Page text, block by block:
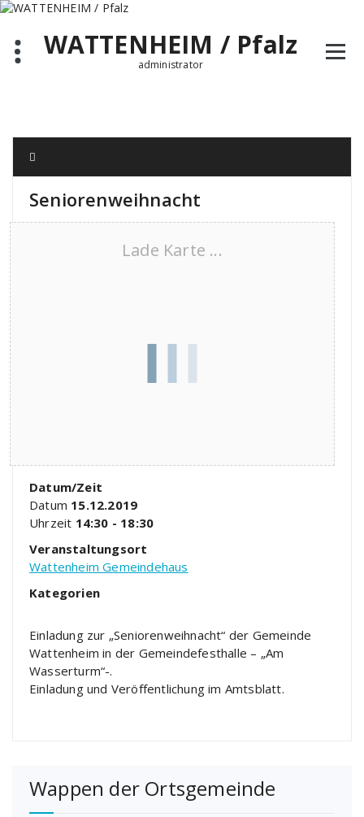
Zum
springenWATTENHEIM / Pfalz
administrator
Seniorenweihnacht
Lade Karte ...
Datum/Zeit
Datum 15.12.2019
Uhrzeit 14:30 - 18:30
Veranstaltungsort
Wattenheim Gemeindehaus
Kategorien
Einladung zur „Seniorenweihnacht“ der Gemeinde
Wattenheim in der Gemeindefesthalle – „Am
Wasserturm“-.
Einladung und Veröffentlichung im Amtsblatt.
Wappen der Ortsgemeinde